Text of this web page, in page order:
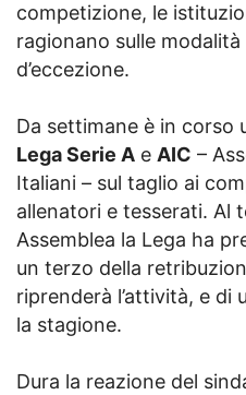
competizione, le
ragionano sulle
d’eccezione.
Da settimane è in
Lega Serie A e AIC –
Italiani – sul taglio ai
allenatori e tesserati. Al
Assemblea la Lega ha
un terzo della
riprenderà l’attività, e di
la stagione.
Dura la reazione del